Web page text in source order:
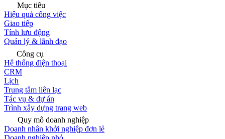
Mục tiêu
Hiệu quả công việc
Giao tiếp
Tính lưu động
Quản lý & lãnh đạo
Công cụ
Hệ thống điện thoại
CRM
Lịch
Trung tâm liên lạc
Tác vụ & dự án
Trình xây dựng trang web
Quy mô doanh nghiệp
Doanh nhân khởi nghiệp đơn lẻ